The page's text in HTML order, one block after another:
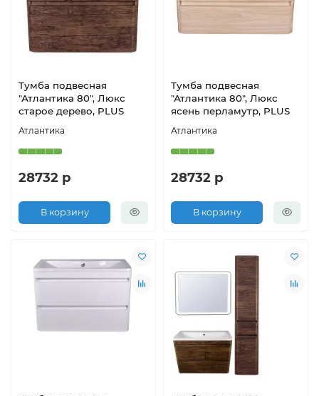
Тумба подвесная
"Атлантика 80", Люкс
старое дерево, PLUS
Атлантика
28732 р
В корзину
Тумба подвесная
"Атлантика 80", Люкс
ясень перламутр, PLUS
Атлантика
28732 р
В корзину